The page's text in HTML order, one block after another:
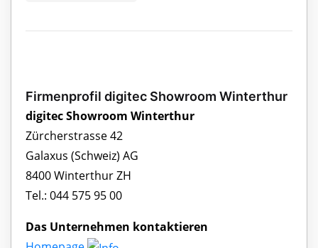
Firmenprofil digitec Showroom Winterthur
digitec Showroom Winterthur
Zürcherstrasse 42
Galaxus (Schweiz) AG
8400 Winterthur ZH
Tel.: 044 575 95 00
Das Unternehmen kontaktieren